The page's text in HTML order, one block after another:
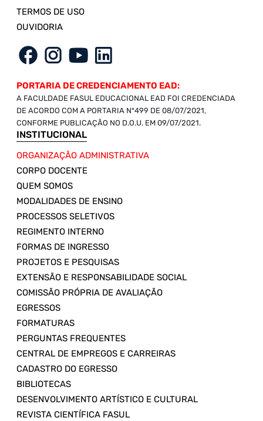
TERMOS DE USO
OUVIDORIA
PORTARIA DE CREDENCIAMENTO EAD:
A FACULDADE FASUL EDUCACIONAL EAD FOI CREDENCIADA
DE ACORDO COM A PORTARIA Nº499 DE 08/07/2021,
CONFORME PUBLICAÇÃO NO D.O.U. EM 09/07/2021.
INSTITUCIONAL
ORGANIZAÇÃO ADMINISTRATIVA
CORPO DOCENTE
QUEM SOMOS
MODALIDADES DE ENSINO
PROCESSOS SELETIVOS
REGIMENTO INTERNO
FORMAS DE INGRESSO
PROJETOS E PESQUISAS
EXTENSÃO E RESPONSABILIDADE SOCIAL
COMISSÃO PRÓPRIA DE AVALIAÇÃO
EGRESSOS
FORMATURAS
PERGUNTAS FREQUENTES
CENTRAL DE EMPREGOS E CARREIRAS
CADASTRO DO EGRESSO
BIBLIOTECAS
DESENVOLVIMENTO ARTÍSTICO E CULTURAL
REVISTA CIENTÍFICA FASUL